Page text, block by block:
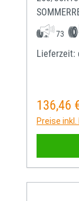
73
Lieferzeit:
136,46
Preise